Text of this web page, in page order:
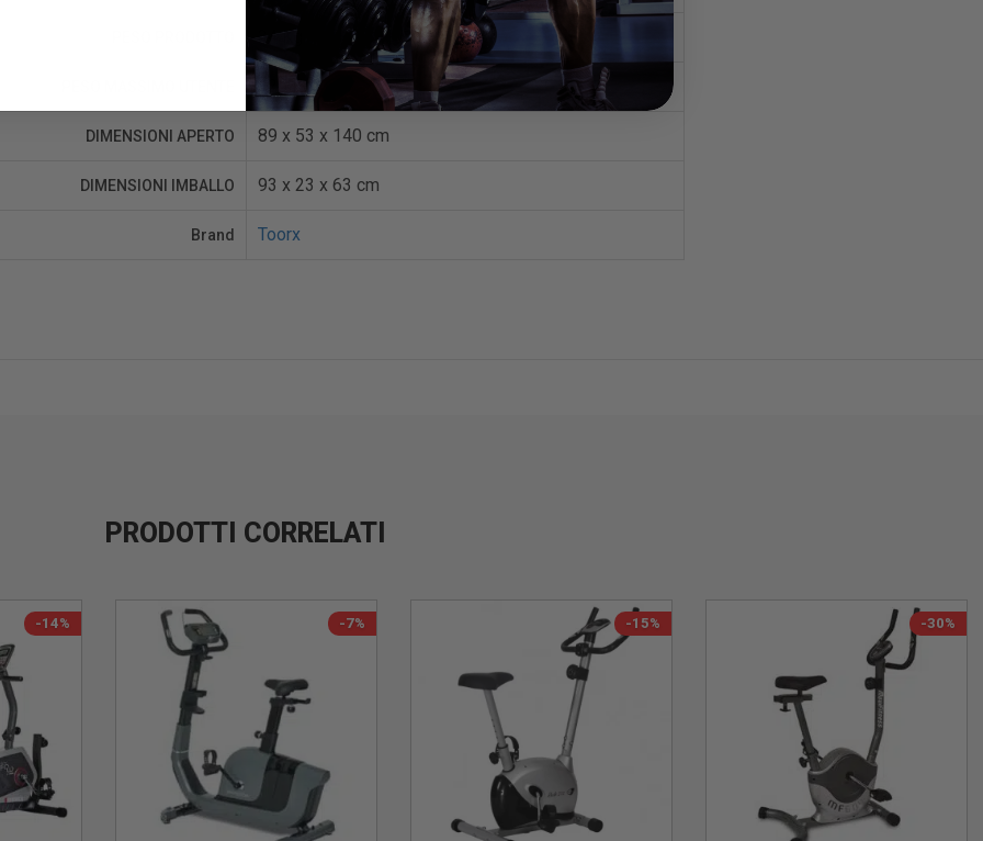
34 Kg
125 Kg
DIMENSIONI APERTO 89 x 53 x 140 cm
DIMENSIONI IMBALLO 93 x 23 x 63 cm
Brand Toorx
PRODOTTI CORRELATI
-14% -7% -15% -30%